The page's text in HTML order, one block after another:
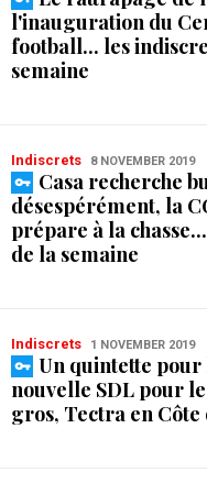
l'inauguration du
football... les
semaine
Indiscrets 8 NOVEMBER 2019
Casa recherche
désespérément, la
prépare à la
de la semaine
Indiscrets 1 NOVEMBER 2019
Un quintette pour
nouvelle SDL pour
gros, Tectra en